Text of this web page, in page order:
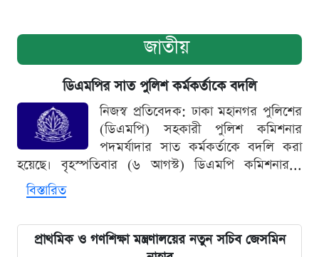
জাতীয়
ডিএমপির সাত পুলিশ কর্মকর্তাকে বদলি
নিজস্ব প্রতিবেদক: ঢাকা মহানগর পুলিশের
(ডিএমপি) সহকারী পুলিশ কমিশনার
পদমর্যাদার সাত কর্মকর্তাকে বদলি করা
হয়েছে। বৃহস্পতিবার (৬ আগস্ট) ডিএমপি কমিশনার...
বিস্তারিত
প্রাথমিক ও গণশিক্ষা মন্ত্রণালয়ের নতুন সচিব জেসমিন